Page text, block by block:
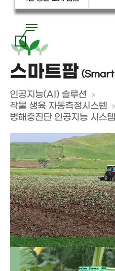
스마트팜
인공지능(AI) 솔루션
작물 생육 자동측정시스템
병해충진단 인공지능 시스템